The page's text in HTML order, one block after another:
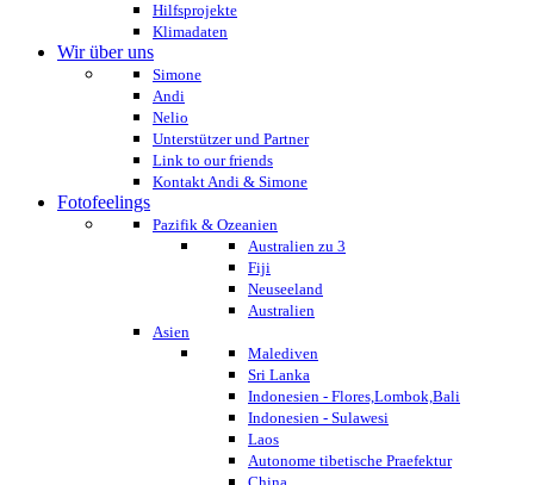
Hilfsprojekte
Klimadaten
Wir über uns
Simone
Andi
Nelio
Unterstützer und Partner
Link to our friends
Kontakt Andi & Simone
Fotofeelings
Pazifik & Ozeanien
Australien zu 3
Fiji
Neuseeland
Australien
Asien
Malediven
Sri Lanka
Indonesien - Flores,Lombok,Bali
Indonesien - Sulawesi
Laos
Autonome tibetische Praefektur